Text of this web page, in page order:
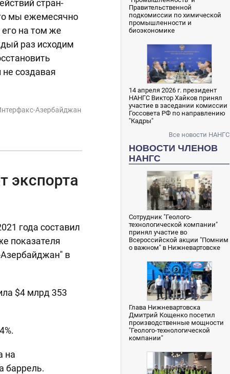
стран-
мы ежемесячно
на том же
раз исходим
создавая
Азербайджан
экспорта
года составил
показателя
Азербайджан" в
$4 млрд 353
на
баррель.
Правительственной
подкомиссии по химической
промышленности и
биоэкономике
14 апреля 2026 г. президент
НАНГС Виктор Хайков принял
участие в заседании комиссии
Госсовета РФ по направлению
"Кадры"
Все новости НАНГС
НОВОСТИ ЧЛЕНОВ
НАНГС
Сотрудник "Геолого-
технологической компании"
принял участие во
Всероссийской акции "Помним
о важном" в Нижневартовске
Глава Нижневартовска
Дмитрий Кощенко посетил
производственные мощности
"Геолого-технологической
компании"